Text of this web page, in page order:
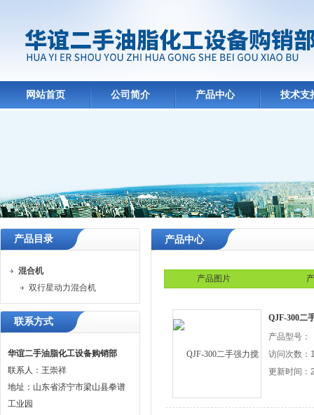
网站首页 公司简介 产品中心 技术支
产品目录
混合机
双行星动力混合机
联系方式
华谊二手油脂化工设备购销部
联系人：王崇祥
地址：山东省济宁市梁山县拳谱
工业园
产品中心
产品图片
QJF-300二
产品型号：
访问次数：
更新时间：